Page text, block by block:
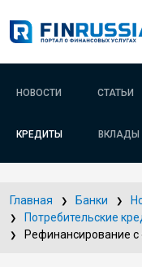
НОВОСТИ СТАТЬИ
КРЕДИТЫ ВКЛАДЫ
Главная Банки
Потребительские
Рефинансирование